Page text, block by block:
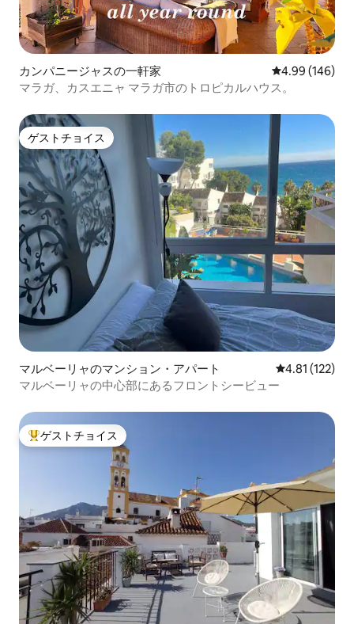
カンパニージャスの一軒家 レビュー146
4.99 (146)
マラガ、カスエニャ マラガ市のトロピカルハウス。
ゲストチョイス
ゲストチョイス
マルベーリャのマンション・アパート レビュー122
4.81 (122)
マルベーリャの中心部にあるフロントシービュー
大好評のゲストチョイスです。
ゲストチョイス